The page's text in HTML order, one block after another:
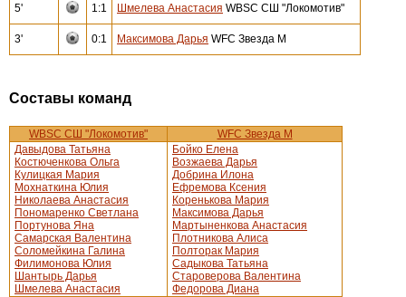
5' 1:1 Шмелева Анастасия WBSC СШ "Локомотив"
3' 0:1 Максимова Дарья WFC Звезда М
Составы команд
WBSC СШ "Локомотив"
WFC Звезда М
Давыдова Татьяна
Костюченкова Ольга
Кулицкая Мария
Мохнаткина Юлия
Николаева Анастасия
Пономаренко Светлана
Портунова Яна
Самарская Валентина
Соломейкина Галина
Филимонова Юлия
Шантырь Дарья
Шмелева Анастасия
Бойко Елена
Возжаева Дарья
Добрина Илона
Ефремова Ксения
Коренькова Мария
Максимова Дарья
Мартыненкова Анастасия
Плотникова Алиса
Полторак Мария
Садыкова Татьяна
Староверова Валентина
Федорова Диана